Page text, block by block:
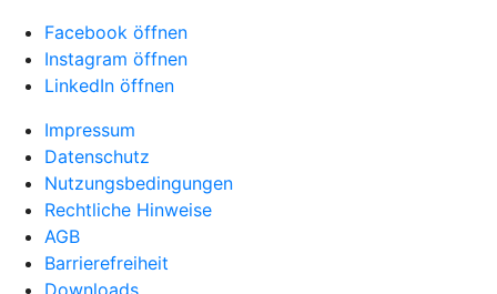
Facebook öffnen
Instagram öffnen
LinkedIn öffnen
Impressum
Datenschutz
Nutzungsbedingungen
Rechtliche Hinweise
AGB
Barrierefreiheit
Downloads